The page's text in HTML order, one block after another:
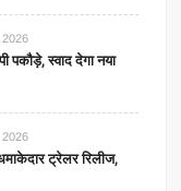
पकौड़े, स्वाद देगा नया
ट्रेलर रिलीज,